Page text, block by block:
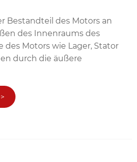
Bestandteil des Motors an
des Innenraums des
des Motors wie Lager, Stator
durch die äußere